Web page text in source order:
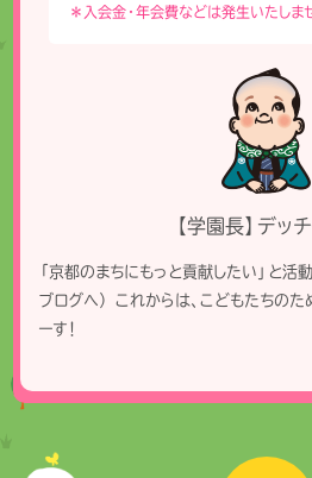
＊入会金・年会費などは発生いたしませ
【学園長】デッ
「京都のまちにもっと貢献したい」と活
ブログへ）
これからは、こどもたちの
ーす！